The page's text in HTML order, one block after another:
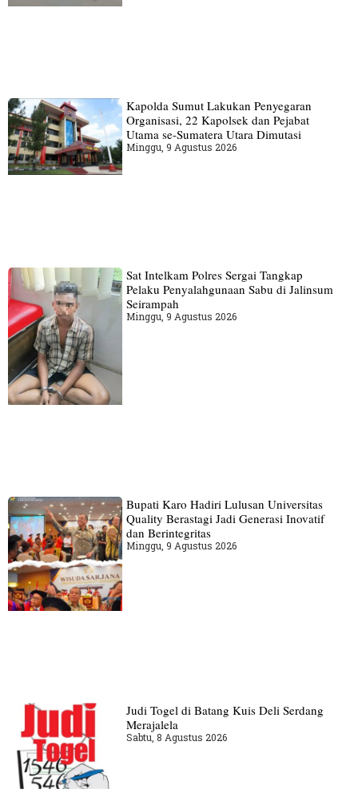
Kapolda Sumut Lakukan Penyegaran
Organisasi, 22 Kapolsek dan Pejabat
Utama se-Sumatera Utara Dimutasi
Minggu, 9 Agustus 2026
Sat Intelkam Polres Sergai Tangkap
Pelaku Penyalahgunaan Sabu di Jalinsum
Seirampah
Minggu, 9 Agustus 2026
Bupati Karo Hadiri Lulusan Universitas
Quality Berastagi Jadi Generasi Inovatif
dan Berintegritas
Minggu, 9 Agustus 2026
Judi Togel di Batang Kuis Deli Serdang
Merajalela
Sabtu, 8 Agustus 2026